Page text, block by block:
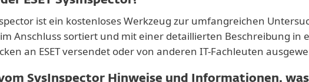
ist ein kostenloses Werkzeug zur umfangreichen
Anschluss sortiert und mit einer detaillierten Beschreibung in
an ESET versendet oder von anderen IT-Fachleuten
SysInspector Hinweise und Informationen,